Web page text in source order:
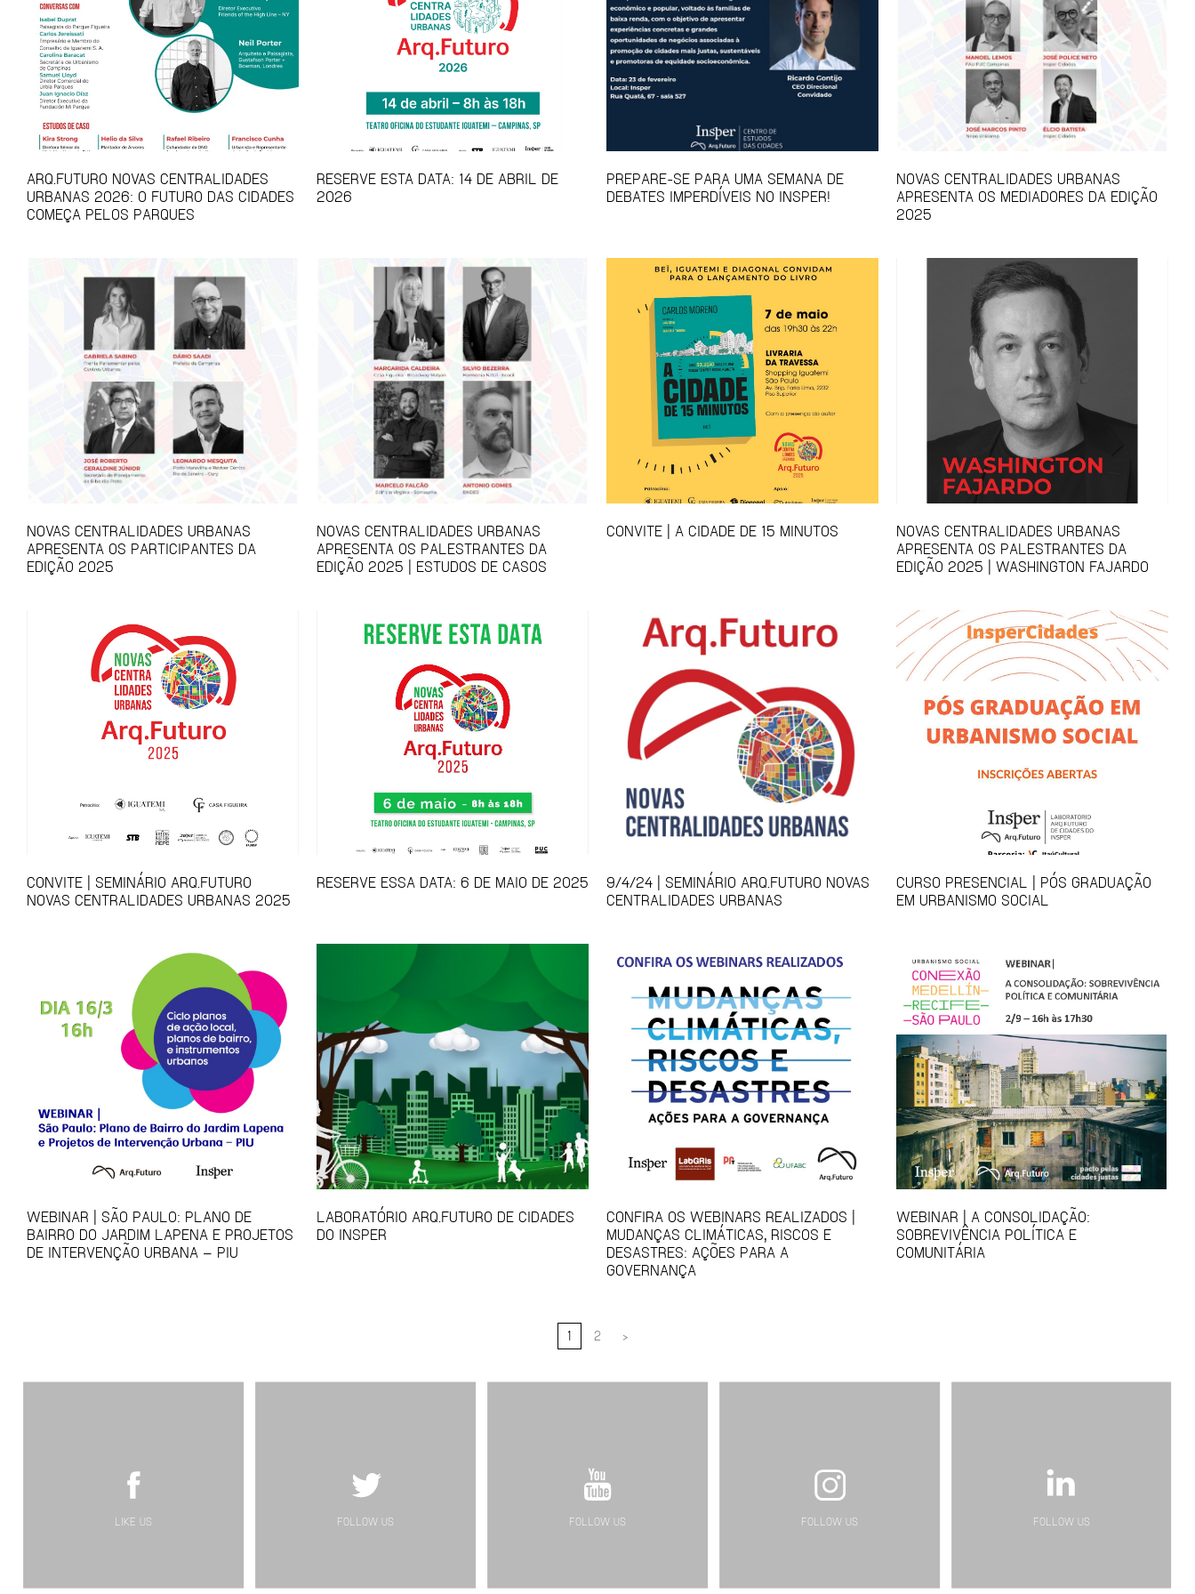
ARQ.FUTURO NOVAS CENTRALIDADES
URBANAS 2026: O FUTURO DAS CIDADES
COMEÇA PELOS PARQUES
RESERVE ESTA DATA: 14 DE ABRIL DE
2026
PREPARE-SE PARA UMA SEMANA DE
DEBATES IMPERDÍVEIS NO INSPER!
NOVAS CENTRALIDADES URBANAS
APRESENTA OS MEDIADORES DA EDIÇÃO
2025
NOVAS CENTRALIDADES URBANAS
APRESENTA OS PARTICIPANTES DA
EDIÇÃO 2025
NOVAS CENTRALIDADES URBANAS
APRESENTA OS PALESTRANTES DA
EDIÇÃO 2025 | ESTUDOS DE CASOS
CONVITE | A CIDADE DE 15 MINUTOS
NOVAS CENTRALIDADES URBANAS
APRESENTA OS PALESTRANTES DA
EDIÇÃO 2025 | WASHINGTON FAJARDO
CONVITE | SEMINÁRIO ARQ.FUTURO
NOVAS CENTRALIDADES URBANAS 2025
RESERVE ESSA DATA: 6 DE MAIO DE 2025
9/4/24 | SEMINÁRIO ARQ.FUTURO NOVAS
CENTRALIDADES URBANAS
CURSO PRESENCIAL | PÓS GRADUAÇÃO
EM URBANISMO SOCIAL
WEBINAR | SÃO PAULO: PLANO DE
BAIRRO DO JARDIM LAPENA E PROJETOS
DE INTERVENÇÃO URBANA – PIU
LABORATÓRIO ARQ.FUTURO DE CIDADES
DO INSPER
CONFIRA OS WEBINARS REALIZADOS |
MUDANÇAS CLIMÁTICAS, RISCOS E
DESASTRES: AÇÕES PARA A
GOVERNANÇA
WEBINAR | A CONSOLIDAÇÃO:
SOBREVIVÊNCIA POLÍTICA E
COMUNITÁRIA
1 2 >
LIKE US FOLLOW US FOLLOW US FOLLOW US FOLLOW US